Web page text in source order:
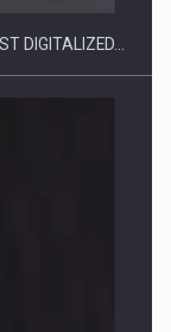
Finantare
DIGITALIZED…